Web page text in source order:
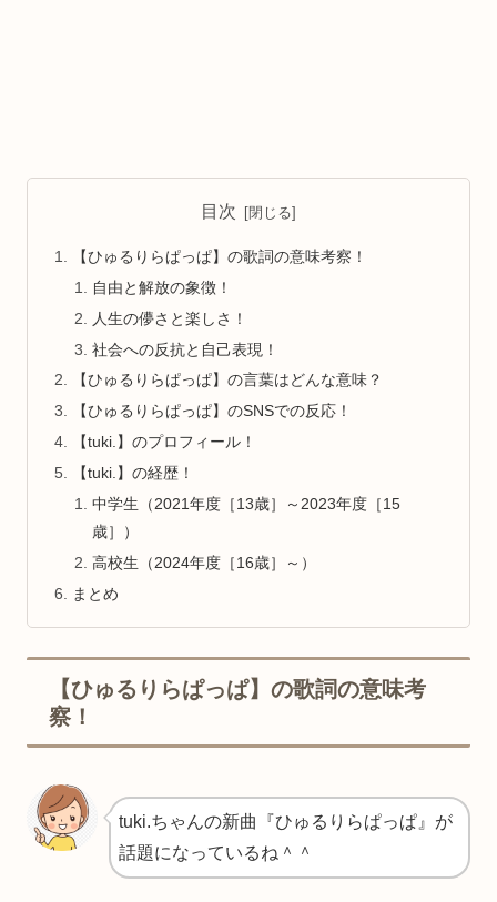
目次
【ひゅるりらぱっぱ】の歌詞の意味考察！
自由と解放の象徴！
人生の儚さと楽しさ！
社会への反抗と自己表現！
【ひゅるりらぱっぱ】の言葉はどんな意味？
【ひゅるりらぱっぱ】のSNSでの反応！
【tuki.】のプロフィール！
【tuki.】の経歴！
中学生（2021年度［13歳］～2023年度［15
歳］）
高校生（2024年度［16歳］～）
まとめ
【ひゅるりらぱっぱ】の歌詞の意味考
察！
tuki.ちゃんの新曲『ひゅるりらぱっぱ』が
話題になっているね＾＾